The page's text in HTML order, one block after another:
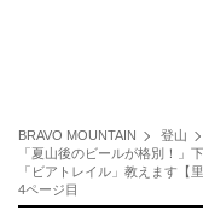
BRAVO MOUNTAIN
登山
「夏山後のビールが格別！」
「ビアトレイル」教えます【
4ページ目